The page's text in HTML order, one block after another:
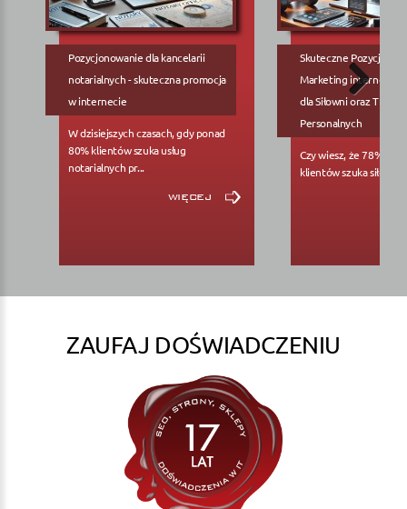
Pozycjonowanie dla kancelarii
notarialnych - skuteczna promocja
w internecie
W dzisiejszych czasach, gdy ponad
80% klientów szuka usług
notarialnych pr...
więcej
Skuteczne
Marketing internetowy
dla Siłowni oraz
Personalnych
Czy wiesz, że 78%
klientów szuka siłowni...
ZAUFAJ DOŚWIADCZENIU